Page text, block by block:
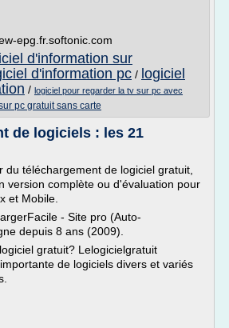
epg.fr.softonic.com
d'information sur
d'information pc / logiciel
/ logiciel pour regarder la tv sur pc avec
pc gratuit sans carte
de logiciels : les 21
du téléchargement de logiciel gratuit,
version complète ou d'évaluation pour
et Mobile.
- Site pro (Auto-
depuis 8 ans (2009).
gratuit? Lelogicielgratuit
de logiciels divers et variés